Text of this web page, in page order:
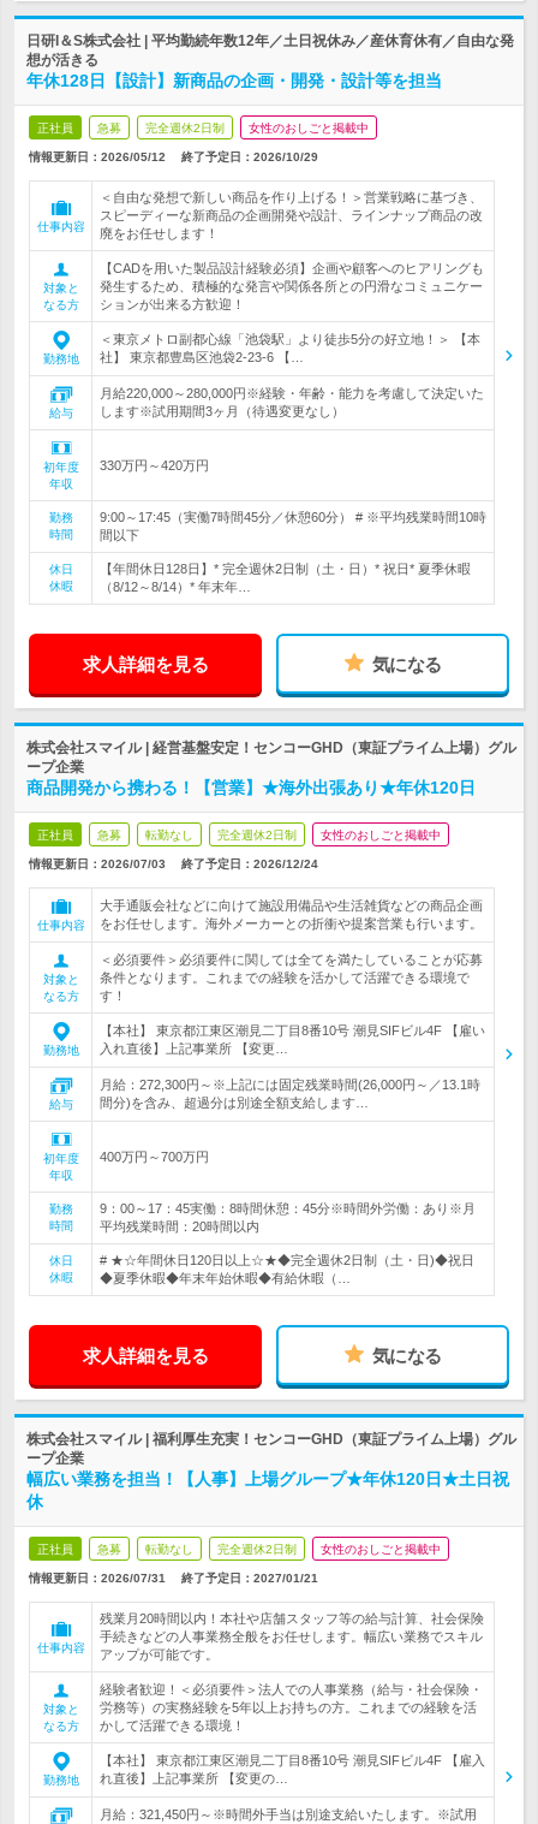
日研I＆S株式会社 | 平均勤続年数12年／土日祝休み／産休育休有／自由な発
想が活きる
年休128日【設計】新商品の企画・開発・設計等を担当
正社員 急募 完全週休2日制 女性のおしごと掲載中
情報更新日：2026/05/12 終了予定日： 2026/10/29
仕事内容
＜自由な発想で新しい商品を作り上げる！＞営業戦略に基づき、
スピーディーな新商品の企画開発や設計、ラインナップ商品の改
廃をお任せします！
対象と
なる方
【CADを用いた製品設計経験必須】企画や顧客へのヒアリングも
発生するため、積極的な発言や関係各所との円滑なコミュニケー
ションが出来る方歓迎！
勤務地
＜東京メトロ副都心線「池袋駅」より徒歩5分の好立地！＞ 【本
社】 東京都豊島区池袋2-23-6 【…
給与
月給220,000～280,000円※経験・年齢・能力を考慮して決定いた
します※試用期間3ヶ月（待遇変更なし）
初年度
年収
330万円～420万円
勤務
時間
9:00～17:45（実働7時間45分／休憩60分） # ※平均残業時間10時
間以下
休日
休暇
【年間休日128日】* 完全週休2日制（土・日）* 祝日* 夏季休暇
（8/12～8/14）* 年末年…
求人詳細を見る 気になる
株式会社スマイル | 経営基盤安定！センコーGHD（東証プライム上場）グル
ープ企業
商品開発から携わる！【営業】★海外出張あり★年休120日
正社員 急募 転勤なし 完全週休2日制 女性のおしごと掲載中
情報更新日：2026/07/03 終了予定日： 2026/12/24
仕事内容
大手通販会社などに向けて施設用備品や生活雑貨などの商品企画
をお任せします。海外メーカーとの折衝や提案営業も行います。
対象と
なる方
＜必須要件＞必須要件に関しては全てを満たしていることが応募
条件となります。これまでの経験を活かして活躍できる環境で
す！
勤務地
【本社】 東京都江東区潮見二丁目8番10号 潮見SIFビル4F 【雇い
入れ直後】上記事業所 【変更…
給与
月給：272,300円～※上記には固定残業時間(26,000円～／13.1時
間分)を含み、超過分は別途全額支給します…
初年度
年収
400万円～700万円
勤務
時間
9：00～17：45実働：8時間休憩：45分※時間外労働：あり※月
平均残業時間：20時間以内
休日
休暇
# ★☆年間休日120日以上☆★◆完全週休2日制（土・日)◆祝日
◆夏季休暇◆年末年始休暇◆有給休暇（…
求人詳細を見る 気になる
株式会社スマイル | 福利厚生充実！センコーGHD（東証プライム上場）グル
ープ企業
幅広い業務を担当！【人事】上場グループ★年休120日★土日祝
休
正社員 急募 転勤なし 完全週休2日制 女性のおしごと掲載中
情報更新日：2026/07/31 終了予定日： 2027/01/21
仕事内容
残業月20時間以内！本社や店舗スタッフ等の給与計算、社会保険
手続きなどの人事業務全般をお任せします。幅広い業務でスキル
アップが可能です。
対象と
なる方
経験者歓迎！＜必須要件＞法人での人事業務（給与・社会保険・
労務等）の実務経験を5年以上お持ちの方。これまでの経験を活
かして活躍できる環境！
勤務地
【本社】 東京都江東区潮見二丁目8番10号 潮見SIFビル4F 【雇入
れ直後】上記事業所 【変更の…
月給：321,450円～※時間外手当は別途支給いたします。※試用